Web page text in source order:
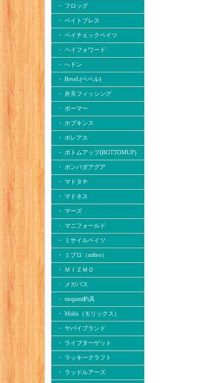
・ フロッグ
・ ベイトブレス
・ ペイチェックベイツ
・ ペイフォワード
・ へドン
・ BeveL(ベベル)
・ 弁天フィッシング
・ ボーマー
・ ホプキンス
・ ボレアス
・ ボトムアップ(BOTTOMUP)
・ ボンバダアグア
・ マドタチ
・ マドネス
・ マーズ
・ マニフォールド
・ ミサイルベイツ
・ ミブロ（mibro）
・ ＭＩＺＭＯ
・ メガバス
・ mogami釣具
・ Molix（モリックス）
・ ヤバイブランド
・ ライブターゲット
・ ラッキークラフト
・ ラッドルアーズ